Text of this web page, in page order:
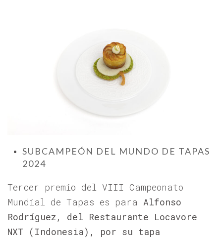
SUBCAMPEÓN DEL MUNDO DE TAPAS
2024
Tercer premio del VIII Campeonato
Mundial de Tapas es para Alfonso
Rodríguez, del Restaurante Locavore
NXT (Indonesia), por su tapa